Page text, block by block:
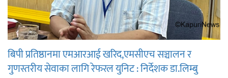
बिपी प्रतिष्ठानमा एमआरआई खरिद,एमसीएच सञ्चालन र
गुणस्तरीय सेवाका लागि रेफरल युनिट : निर्देशक डा.लिम्बु